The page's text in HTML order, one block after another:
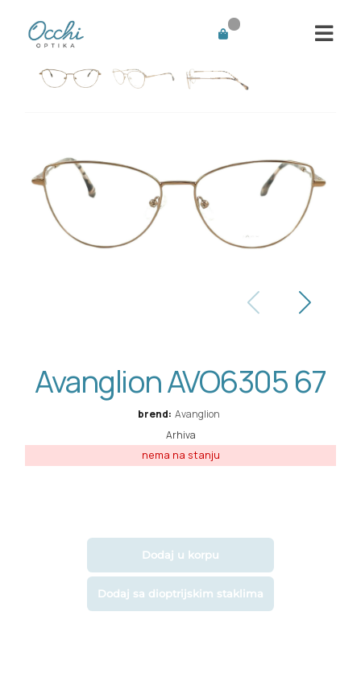
Avanglion AVO6305 67
brend: Avanglion
Arhiva
Dodaj u korpu
Dodaj sa dioptrijskim staklima